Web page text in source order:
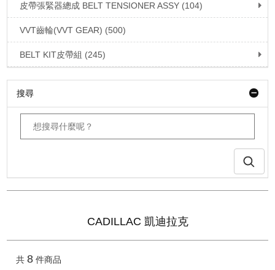
皮帶張緊器總成 BELT TENSIONER ASSY (104)
VVT齒輪(VVT GEAR) (500)
BELT KIT皮帶組 (245)
搜尋
CADILLAC 凱迪拉克
共8 件商品